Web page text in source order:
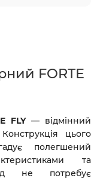
FORTE
FLY — відмінний
цього
полегшений
та
не потребує